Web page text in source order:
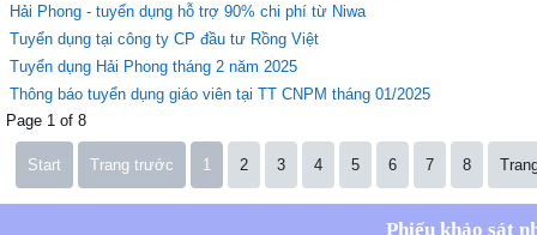
Hải Phong - tuyển dụng hỗ trợ 90% chi phí từ Niwa
Tuyển dụng tại công ty CP đầu tư Rồng Việt
Tuyển dụng Hải Phong tháng 2 năm 2025
Thông báo tuyển dụng giáo viên tại TT CNPM tháng 01/2025
Page 1 of 8
Start Trang trước 1 2 3 4 5 6 7 8
Phiếu khảo sát